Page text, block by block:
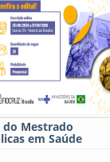
Mestrado
em Saúde